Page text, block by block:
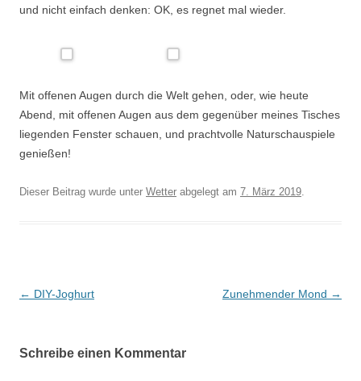
und nicht einfach denken: OK, es regnet mal wieder.
Mit offenen Augen durch die Welt gehen, oder, wie heute
Abend, mit offenen Augen aus dem gegenüber meines Tisches
liegenden Fenster schauen, und prachtvolle Naturschauspiele
genießen!
Dieser Beitrag wurde unter Wetter abgelegt am 7. März 2019.
Beitrags-
← DIY-Joghurt Zunehmender Mond →
Schreibe einen Kommentar